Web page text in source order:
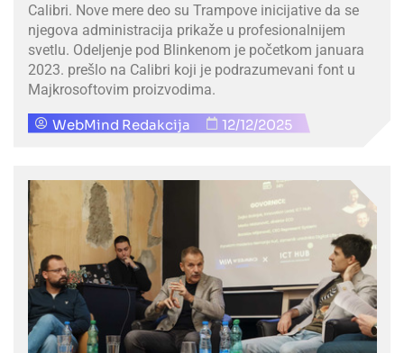
Calibri. Nove mere deo su Trampove inicijative da se
njegova administracija prikaže u profesionalnijem
svetlu. Odeljenje pod Blinkenom je početkom januara
2023. prešlo na Calibri koji je podrazumevani font u
Majkrosoftovim proizvodima.
WebMind Redakcija 12/12/2025